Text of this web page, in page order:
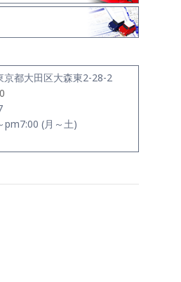
京都大田区大森東2-28-2
pm7:00 (月～土)